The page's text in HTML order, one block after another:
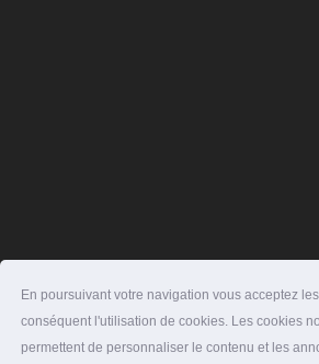
En poursuivant votre navigation vous acceptez
conséquent l'utilisation de cookies. Les cookies
permettent de personnaliser le contenu et les